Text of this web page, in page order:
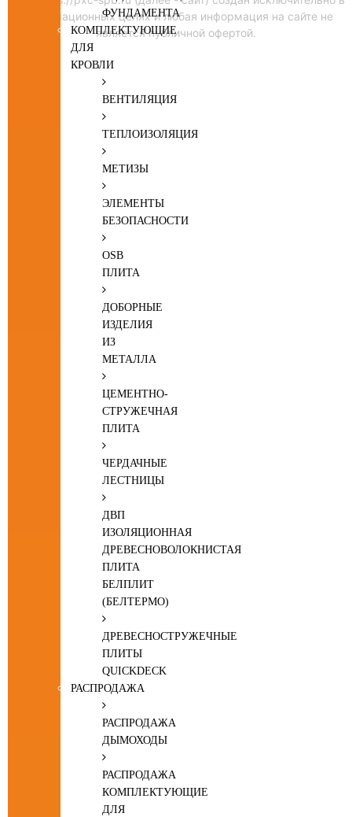
ФУНДАМЕНТА
КОМПЛЕКТУЮЩИЕ
ДЛЯ
КРОВЛИ
ВЕНТИЛЯЦИЯ
ТЕПЛОИЗОЛЯЦИЯ
МЕТИЗЫ
ЭЛЕМЕНТЫ
БЕЗОПАСНОСТИ
OSB
ПЛИТА
ДОБОРНЫЕ
ИЗДЕЛИЯ
ИЗ
МЕТАЛЛА
ЦЕМЕНТНО-
СТРУЖЕЧНАЯ
ПЛИТА
ЧЕРДАЧНЫЕ
ЛЕСТНИЦЫ
ДВП
ИЗОЛЯЦИОННАЯ
ДРЕВЕСНОВОЛОКНИСТАЯ
ПЛИТА
БЕЛПЛИТ
(БЕЛТЕРМО)
ДРЕВЕСНОСТРУЖЕЧНЫЕ
ПЛИТЫ
QUICKDECK
РАСПРОДАЖА
РАСПРОДАЖА
ДЫМОХОДЫ
РАСПРОДАЖА
КОМПЛЕКТУЮЩИЕ
ДЛЯ
информационных целях и любая информация на сайте не
является публичной офертой.